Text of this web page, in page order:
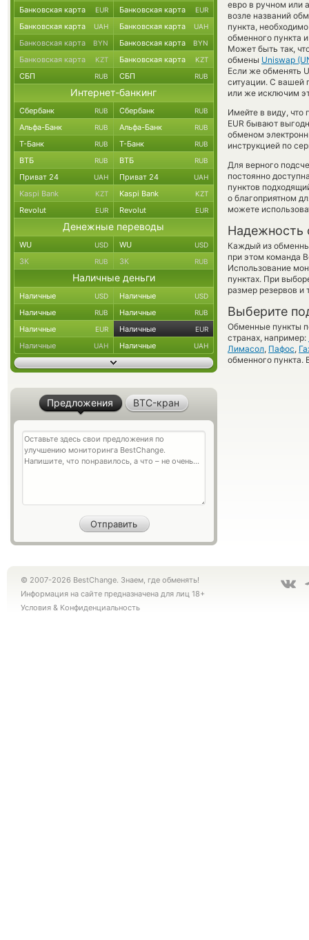
евро в ручном или
возле названий
пункта,
обменного пункта
Может быть так,
обмены Uniswap
Если же обменять
ситуации. С вашей
или же исключим
Имейте в виду, что
EUR бывают
обменом
инструкцией по
Для верного
постоянно
пунктов
о благоприятном
можете
Надежность
Каждый из
при этом команда
Использование
пунктах. При
размер резервов и
Выберите
Обменные пункты
странах, например:
Лимасол, Пафос,
обменного пункта.
Банковская карта EUR Банковская карта EUR
Банковская карта UAH Банковская карта UAH
Банковская карта BYN Банковская карта BYN
Банковская карта KZT Банковская карта KZT
СБП RUB СБП RUB
Интернет-банкинг
Сбербанк RUB Сбербанк RUB
Альфа-Банк RUB Альфа-Банк RUB
Т-Банк RUB Т-Банк RUB
ВТБ RUB ВТБ RUB
Приват 24 UAH Приват 24 UAH
Kaspi Bank KZT Kaspi Bank KZT
Revolut EUR Revolut EUR
Денежные переводы
WU USD WU USD
ЗК RUB ЗК RUB
Наличные деньги
Наличные USD Наличные USD
Наличные RUB Наличные RUB
Наличные EUR Наличные EUR
Наличные UAH Наличные UAH
Предложения BTC-кран
© 2007-2026 BestChange. Знаем, где обменять!
Информация на сайте предназначена для лиц 18+
Условия & Конфиденциальность